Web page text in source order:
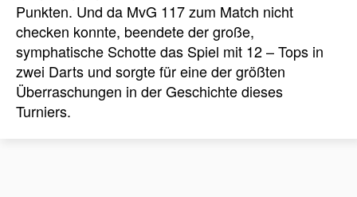
Punkten. Und da MvG 117 zum Match nicht
checken konnte, beendete der große,
symphatische Schotte das Spiel mit 12 – Tops in
zwei Darts und sorgte für eine der größten
Überraschungen in der Geschichte dieses
Turniers.